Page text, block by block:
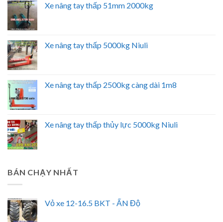
Xe nâng tay thấp 51mm 2000kg
Xe nâng tay thấp 5000kg Niuli
Xe nâng tay thấp 2500kg càng dài 1m8
Xe nâng tay thấp thủy lực 5000kg Niuli
BÁN CHẠY NHẤT
Vỏ xe 12-16.5 BKT - ẤN Độ